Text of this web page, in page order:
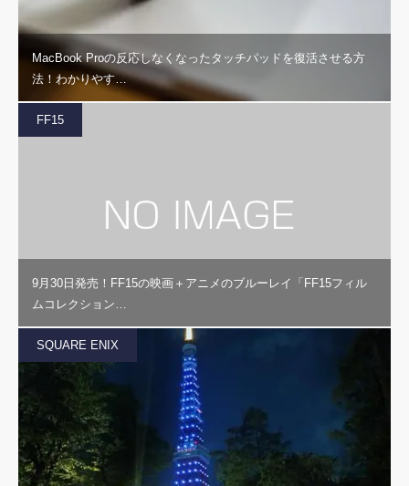
MacBook Proの反応しなくなったタッチパッドを復活させる方
法！わかりやす…
FF15
9月30日発売！FF15の映画＋アニメのブルーレイ「FF15フィル
ムコレクション…
SQUARE ENIX